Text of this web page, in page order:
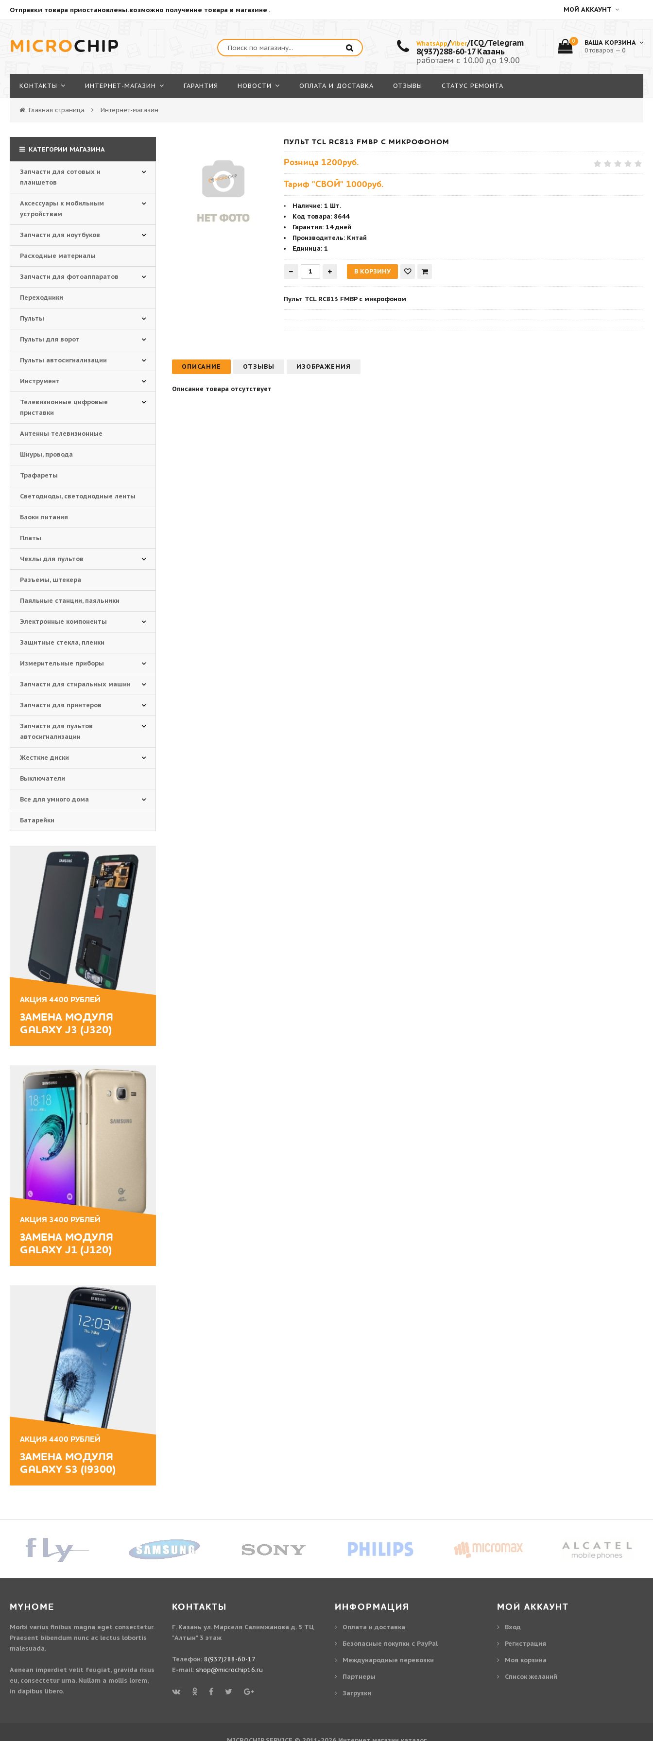
Отправки товара приостановлены.возможно получение товара в магазине . МОЙ АККАУНТ
MICROCHIP WhatsApp/Viber/ICQ/Telegram
8(937)288-60-17 Казань
работаем с 10.00 до 19.00
0 ВАША КОРЗИНА
0 товаров — 0
КОНТАКТЫ ИНТЕРНЕТ-MАГАЗИН ГАРАНТИЯ НОВОСТИ ОПЛАТА И ДОСТАВКА ОТЗЫВЫ СТАТУС РЕМОНТА
Главная страница Интернет-магазин
ПУЛЬТ TCL RC813 FMBP С МИКРОФОНОМ
Розница 1200руб.
Тариф "СВОЙ" 1000руб.
Наличие: 1 Шт.
Код товара: 8644
Гарантия: 14 дней
Производитель: Китай
Единица: 1
Пульт TCL RC813 FMBP с микрофоном
ОПИСАНИЕ ОТЗЫВЫ ИЗОБРАЖЕНИЯ
Описание товара отсутствует
КАТЕГОРИИ МАГАЗИНА
Запчасти для сотовых и
планшетов
Аксессуары к мобильным
устройствам
Запчасти для ноутбуков
Расходные материалы
Запчасти для фотоаппаратов
Переходники
Пульты
Пульты для ворот
Пульты автосигнализации
Инструмент
Телевизионные цифровые
приставки
Антенны телевизионные
Шнуры, провода
Трафареты
Светодиоды, светодиодные ленты
Блоки питания
Платы
Чехлы для пультов
Разъемы, штекера
Паяльные станции, паяльники
Электронные компоненты
Защитные стекла, пленки
Измерительные приборы
Запчасти для стиральных машин
Запчасти для принтеров
Запчасти для пультов
автосигнализации
Жесткие диски
Выключатели
Все для умного дома
Батарейки
АКЦИЯ 4400 РУБЛЕЙ
ЗАМЕНА МОДУЛЯ
GALAXY J3 (J320)
АКЦИЯ 3400 РУБЛЕЙ
ЗАМЕНА МОДУЛЯ
GALAXY J1 (J120)
АКЦИЯ 4400 РУБЛЕЙ
ЗАМЕНА МОДУЛЯ
GALAXY S3 (I9300)
MYHOME
Morbi varius finibus magna eget consectetur.
Praesent bibendum nunc ac lectus lobortis
malesuada.
Aenean imperdiet velit feugiat, gravida risus
eu, consectetur urna. Nullam a mollis lorem,
in dapibus libero.
КОНТАКТЫ
Г. Казань ул. Марселя Салимжанова д. 5 ТЦ
"Алтын" 3 этаж
Телефон:8(937)288-60-17
E-mail:shop@microchip16.ru
ИНФОРМАЦИЯ
Оплата и доставка
Безопасные покупки с PayPal
Международные перевозки
Партнеры
Загрузки
МОЙ АККАУНТ
Вход
Регистрация
Моя корзина
Cписок желаний